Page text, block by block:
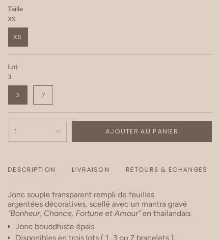
Taille
XS
XS
Lot
3
3 7
1 AJOUTER AU PANIER
DESCRIPTION LIVRAISON RETOURS & ECHANGES
Jonc souple transparent rempli de feuilles
argentées décoratives, scellé avec un mantra gravé
"Bonheur, Chance, Fortune et Amour"en thaïlandais
Jonc bouddhiste épais
Disponibles en trois lots ( 1, 3 ou 7 bracelets ).